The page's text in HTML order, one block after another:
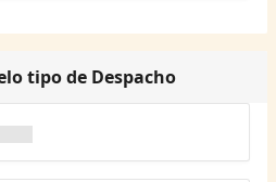
tipo de Despacho